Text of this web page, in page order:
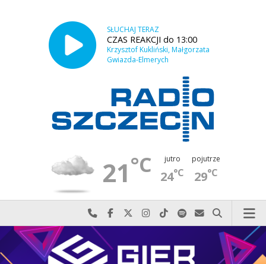
SŁUCHAJ TERAZ
CZAS REAKCJI do 13:00
Krzysztof Kukliński, Małgorzata
Gwiazda-Elmerych
21°C jutro
24°C
pojutrze
29°C
Najlepiej po prostu do nas zadzwoń
Odwiedź nas na Facebook-u
Odwiedź nas na X
Odwiedź nas na Instagram-ie
Odwiedź nas na TikTok-u
Szukaj nas na Spotify
Wyślij do nas
Szukaj